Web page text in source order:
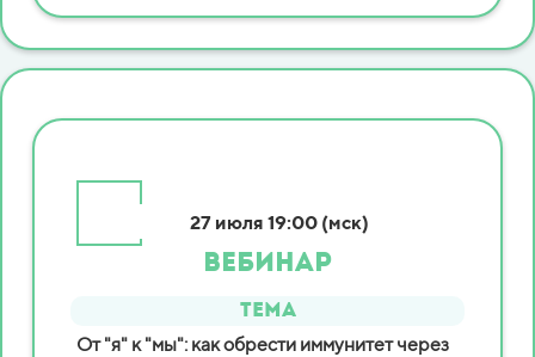
27 июля 19:00 (мск)
ВЕБИНАР
Тема
От "я" к "мы": как обрести иммунитет через